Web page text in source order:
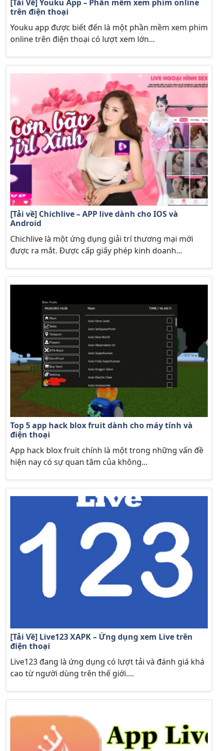
[Tải Về] Youku App – Phần mềm xem phim online
trên điện thoại
Youku app được biết đến là một phần mềm xem phim
online trên điện thoại có lượt xem lớn...
[Tải về] Chichlive – APP live dành cho IOS và
Android
Chichlive là một ứng dụng giải trí thương mại mới
được ra mắt. Được cấp giấy phép kinh doanh...
Top 5 app hack blox fruit dành cho máy tính và
điện thoại
App hack blox fruit chính là một trong những vấn đề
hiện nay có sự quan tâm của không...
[Tải Về] Live123 XAPK – Ứng dụng xem Live trên
điện thoại
Live123 đang là ứng dụng có lượt tải và đánh giá khá
cao từ người dùng trên thế giới....